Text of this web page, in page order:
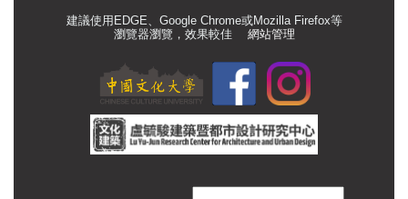
建議使用EDGE、Google Chrome或Mozilla Firefox等
瀏覽器瀏覽，效果較佳 網站管理